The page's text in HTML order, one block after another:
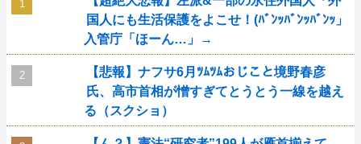
国人にも生活保護をよこせ！(ﾊﾞﾝｯﾊﾞﾝｯﾊﾞﾝｯ」
入管庁「ほーん…」→
【悲報】ナフサ6月ﾂﾑﾂﾑおじこと境野春彦
氏、高市首相が憎すぎてとうとう一線を越え
る（スクショ）